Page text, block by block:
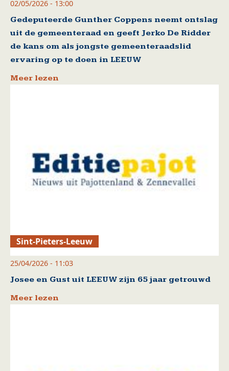
02/05/2026 - 13:00
Gedeputeerde Gunther Coppens neemt ontslag
uit de gemeenteraad en geeft Jerko De Ridder
de kans om als jongste gemeenteraadslid
ervaring op te doen in LEEUW
Meer lezen
Sint-Pieters-Leeuw
25/04/2026 - 11:03
Josee en Gust uit LEEUW zijn 65 jaar getrouwd
Meer lezen